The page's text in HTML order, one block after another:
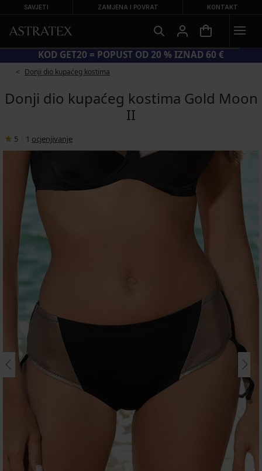
SAVJETI ZAMJENA I POVRAT KONTAKT
KOD GET20 = POPUST OD 20 % IZNAD 60 €
Donji dio kupaćeg kostima
Donji dio kupaćeg kostima Gold Moon
II
5 1 ocjenjivanje